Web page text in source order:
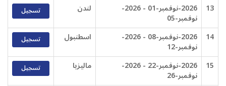
13 2026-نوفمبر-01 - 2026-
نوفمبر-05
لندن تسجيل
14 2026-نوفمبر-08 - 2026-
نوفمبر-12
اسطنبول تسجيل
15 2026-نوفمبر-22 - 2026-
نوفمبر-26
ماليزيا تسجيل